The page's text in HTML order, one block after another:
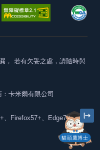
貓頭鷹博士
， 若有欠妥之處，請隨時與
：卡米爾有限公司
、Firefox57+、Edge79+及